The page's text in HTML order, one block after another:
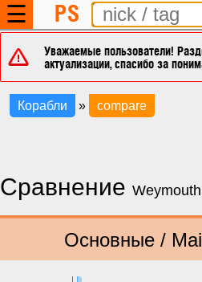
☰ PS
Уважаемые пользователи!
актуализации, спасибо за
Корабли » compare
Сравнение
Основные /